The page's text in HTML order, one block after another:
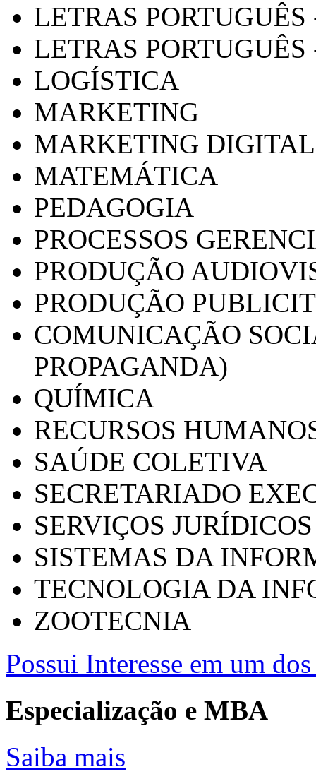
LETRAS
LETRAS PORTUGUÊS
LOGÍSTICA
MARKETING
MARKETING DIGITAL
MATEMÁTICA
PEDAGOGIA
PROCESSOS
PRODUÇÃO
PRODUÇÃO
COMUNICAÇÃO
PROPAGANDA)
QUÍMICA
RECURSOS
SAÚDE COLETIVA
SECRETARIADO
SERVIÇOS
SISTEMAS DA
TECNOLOGIA DA
ZOOTECNIA
Possui Interesse em um
Especialização e MBA
Saiba mais